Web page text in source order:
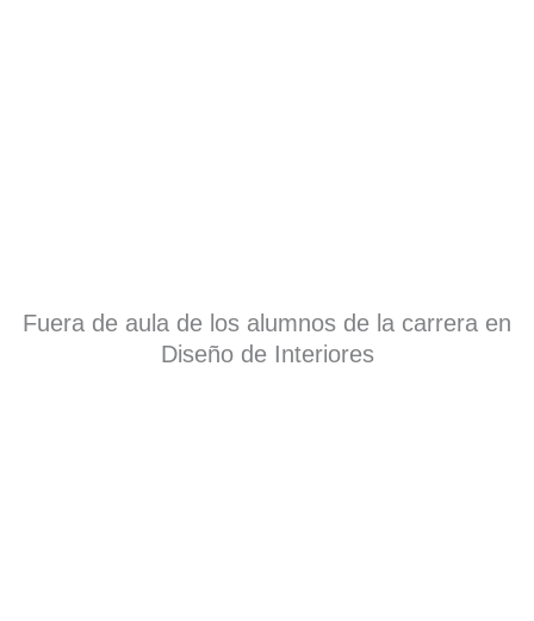
Fuera de aula de los alumnos de la carrera en
Diseño de Interiores